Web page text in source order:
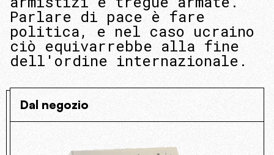
Parlare di pace è fare
politica, e nel caso ucraino
ciò equivarrebbe alla fine
dell'ordine internazionale.
Dal negozio